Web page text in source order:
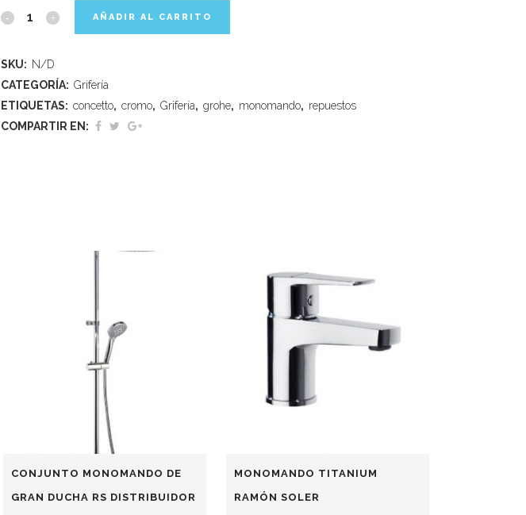
AÑADIR AL CARRITO
SKU: N/D
CATEGORÍA: Grifería
ETIQUETAS: concetto, cromo, Grifería, grohe, monomando, repuestos
COMPARTIR EN:
CONJUNTO MONOMANDO DE
GRAN DUCHA RS DISTRIBUIDOR
MONOMANDO TITANIUM
RAMÓN SOLER